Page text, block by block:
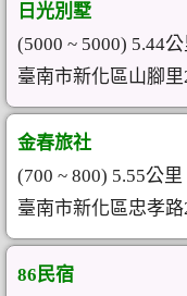
日光別墅
(5000 ~ 5000) 5.44
臺南市新化區山腳
金春旅社
(700 ~ 800) 5.55公里
臺南市新化區忠孝
86民宿